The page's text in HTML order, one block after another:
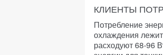
КЛИЕНТЫ
Потребление
охлаждения
расходуют 68-96